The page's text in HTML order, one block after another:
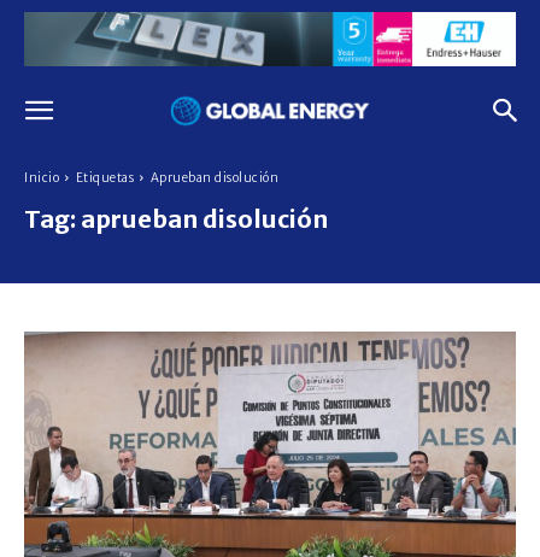
Inicio Etiquetas Aprueban disolución
Tag: aprueban disolución